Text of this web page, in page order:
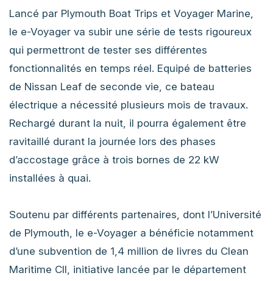
Lancé par Plymouth Boat Trips et Voyager Marine,
le e-Voyager va subir une série de tests rigoureux
qui permettront de tester ses différentes
fonctionnalités en temps réel. Equipé de batteries
de Nissan Leaf de seconde vie, ce bateau
électrique a nécessité plusieurs mois de travaux.
Rechargé durant la nuit, il pourra également être
ravitaillé durant la journée lors des phases
d’accostage grâce à trois bornes de 22 kW
installées à quai.
Soutenu par différents partenaires, dont l’Université
de Plymouth, le e-Voyager a bénéficie notamment
d’une subvention de 1,4 million de livres du Clean
Maritime Cll, initiative lancée par le département